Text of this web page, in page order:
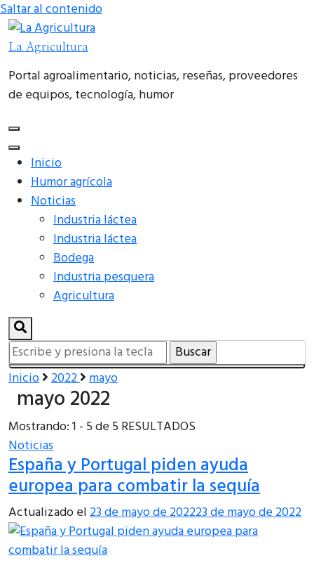
Saltar al contenido
La Agricultura
Portal agroalimentario, noticias, reseñas, proveedores
de equipos, tecnología, humor
Inicio
Humor agrícola
Noticias
Industria láctea
Industria láctea
Bodega
Industria pesquera
Agricultura
¿Buscas
algo?
Inicio 2022 mayo
mayo 2022
Mostrando: 1 - 5 de 5 RESULTADOS
Noticias
España y Portugal piden ayuda
europea para combatir la sequía
Actualizado el23 de mayo de 202223 de mayo de 2022